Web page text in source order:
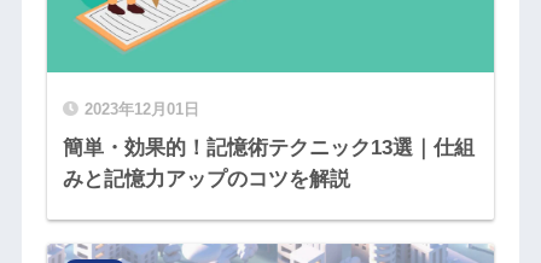
2023年12月01日
簡単・効果的！記憶術テクニック13選｜仕組
みと記憶力アップのコツを解説